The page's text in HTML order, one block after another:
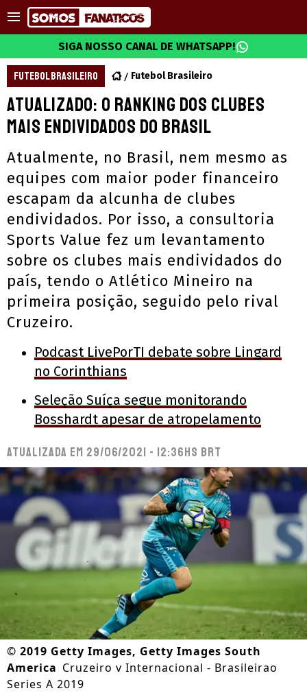
SIGA NOSSO CANAL DE WHATSAPP!
FUTEBOL BRASILEIRO Futebol Brasileiro
Atualizado: O ranking dos clubes
mais endividados do Brasil
Atualmente, no Brasil, nem mesmo as
equipes com maior poder financeiro
escapam da alcunha de clubes
endividados. Por isso, a consultoria
Sports Value fez um levantamento
sobre os clubes mais endividados do
país, tendo o Atlético Mineiro na
primeira posição, seguido pelo rival
Cruzeiro.
Podcast LivePorTI debate sobre Lingard
no Corinthians
Seleção Suíça segue monitorando
Bosshardt apesar de atropelamento
Atualizada em 29/06/2021 - 12:36hs BRT
© 2019 Getty Images, Getty Images South
America Cruzeiro v Internacional - Brasileirao
Series A 2019